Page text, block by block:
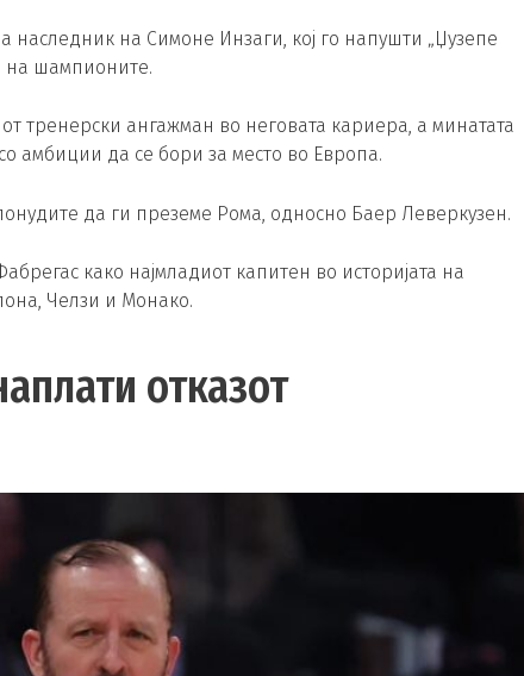
на Симоне Инзаги, кој го напушти „Џузепе
на шампионите.
тренерски ангажман во неговата кариера, а минатата
амбиции да се бори за место во Европа.
да ги преземе Рома, односно Баер Леверкузен.
како најмладиот капитен во историјата на
Челзи и Монако.
отказот